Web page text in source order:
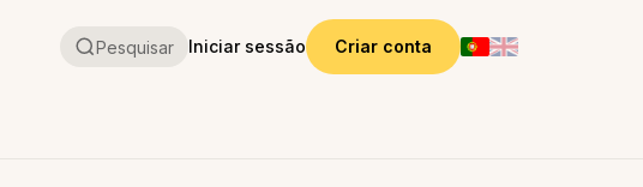
Pesquisar Iniciar sessão Criar conta